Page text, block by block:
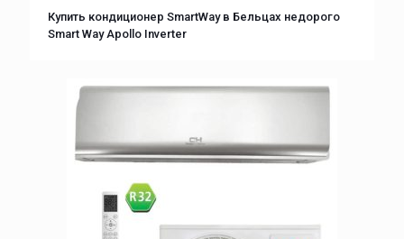
Купить кондиционер SmartWay в Бельцах недорого
Smart Way Apollo Inverter